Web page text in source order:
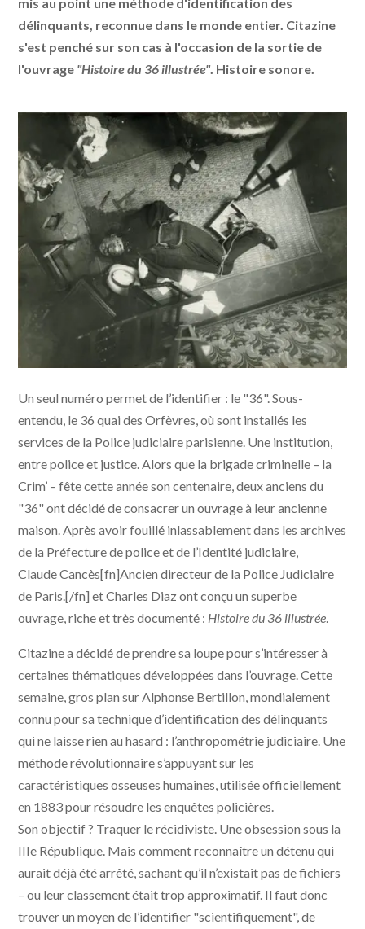
délinquants, reconnue dans le monde entier. Citazine
s'est penché sur son cas à l'occasion de la sortie de
l'ouvrage "Histoire du 36 illustrée". Histoire sonore.
Un seul numéro permet de l’identifier : le "36". Sous-
entendu, le 36 quai des Orfèvres, où sont installés les
services de la Police judiciaire parisienne. Une institution,
entre police et justice. Alors que la brigade criminelle – la
Crim’ – fête cette année son centenaire, deux anciens du
"36" ont décidé de consacrer un ouvrage à leur ancienne
maison. Après avoir fouillé inlassablement dans les archives
de la Préfecture de police et de l’Identité judiciaire,
Claude Cancès[fn]Ancien directeur de la Police Judiciaire
de Paris.[/fn] et Charles Diaz ont conçu un superbe
ouvrage, riche et très documenté : Histoire du 36 illustrée
Citazine a décidé de prendre sa loupe pour s’intéresser à
certaines thématiques développées dans l’ouvrage. Cette
semaine, gros plan sur Alphonse Bertillon, mondialement
connu pour sa technique d’identification des délinquants
qui ne laisse rien au hasard : l’anthropométrie judiciaire. Une
méthode révolutionnaire s’appuyant sur les
caractéristiques osseuses humaines, utilisée officiellement
en 1883 pour résoudre les enquêtes policières.
Son objectif ? Traquer le récidiviste. Une obsession sous la
IIIe République. Mais comment reconnaître un détenu qui
aurait déjà été arrêté, sachant qu’il n’existait pas de fichiers
– ou leur classement était trop approximatif. Il faut donc
trouver un moyen de l’identifier "scientifiquement", de